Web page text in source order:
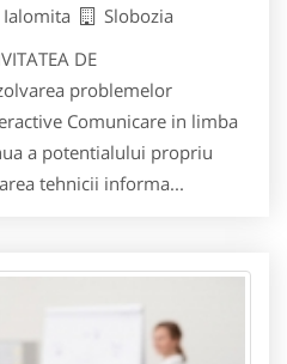
Slobozia
DE
problemelor
Comunicare in limba
a potentialului propriu
tehnicii informa...